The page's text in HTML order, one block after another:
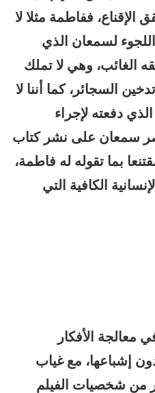
الإقناع، ففاطمة مثلا لا
لسمعان الذي
الغائب، وهي لا تملك
السجائر، كما أننا لا
دفعته لإجراء
يصر سمعان على نشر كتاب
بما تقوله له فاطمة،
الكافية التي
معالجة الأفكار
دون إشباعها، مع غياب
من شخصيات الفيلم